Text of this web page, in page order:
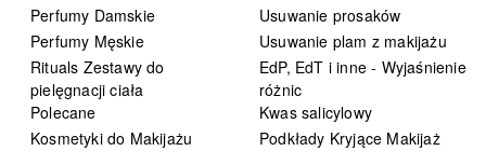
Perfumy Damskie
Perfumy Męskie
Rituals Zestawy do
pielęgnacji ciała
Polecane
Kosmetyki do Makijażu
Usuwanie prosaków
Usuwanie plam z makijażu
EdP, EdT i inne - Wyjaśnienie
różnic
Kwas salicylowy
Podkłady Kryjące Makijaż